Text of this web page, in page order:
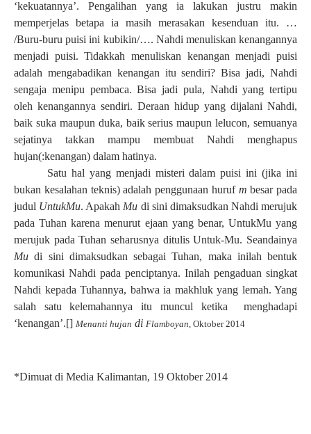
‘kekuatannya’. Pengalihan yang ia lakukan justru makin
memperjelas betapa ia masih merasakan kesenduan itu. …
/Buru-buru puisi ini kubikin/…. Nahdi menuliskan kenangannya
menjadi puisi. Tidakkah menuliskan kenangan menjadi puisi
adalah mengabadikan kenangan itu sendiri? Bisa jadi, Nahdi
sengaja menipu pembaca. Bisa jadi pula, Nahdi yang tertipu
oleh kenangannya sendiri. Deraan hidup yang dijalani Nahdi,
baik suka maupun duka, baik serius maupun lelucon, semuanya
sejatinya takkan mampu membuat Nahdi menghapus
hujan(:kenangan) dalam hatinya.
Satu hal yang menjadi misteri dalam puisi ini (jika ini
bukan kesalahan teknis) adalah penggunaan huruf m besar pada
judul UntukMu. Apakah Mu di sini dimaksudkan Nahdi merujuk
pada Tuhan karena menurut ejaan yang benar, UntukMu yang
merujuk pada Tuhan seharusnya ditulis Untuk-Mu. Seandainya
Mu di sini dimaksudkan sebagai Tuhan, maka inilah bentuk
komunikasi Nahdi pada penciptanya. Inilah pengaduan singkat
Nahdi kepada Tuhannya, bahwa ia makhluk yang lemah. Yang
salah satu kelemahannya itu muncul ketika
menghadapi
‘kenangan’.[] Menanti hujan di Flamboyan, Oktober 2014
*Dimuat di Media Kalimantan, 19 Oktober 2014